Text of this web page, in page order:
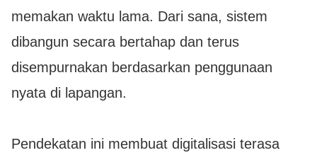
memakan waktu lama. Dari sana, sistem
dibangun secara bertahap dan terus
disempurnakan berdasarkan penggunaan
nyata di lapangan.
Pendekatan ini membuat digitalisasi terasa